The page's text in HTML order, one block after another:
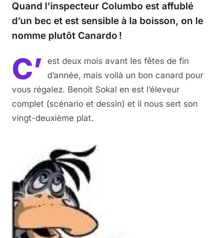
Quand l’inspecteur Columbo est affublé
d’un bec et est sensible à la boisson, on le
nomme plutôt Canardo !
C’
est deux mois avant les fêtes de fin
d’année, mais voilà un bon canard pour
vous régalez. Benoit Sokal en est l’éleveur
complet (scénario et dessin) et il nous sert son
vingt-deuxième plat.